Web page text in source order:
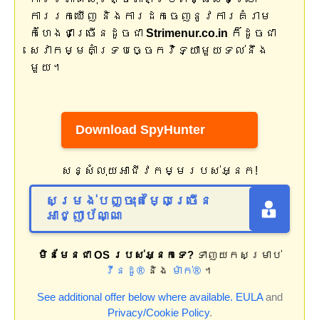
ការរកឃើញ និងការដកចេញនូវការគំរាម
កំហែងជាច្រើនដូចជា Strimenur.co.in ក៏ដូចជា
សេវាកម្មគាំទ្របច្ចេកវិទ្យាមួយទល់នឹង
មួយ។
Download SpyHunter
សន្សំលុយអាជីវកម្មរបស់អ្នក!
សម្រង់បញ្ចុះតម្លៃច្រើន
អាជ្ញាប័ណ្ណ
មិនមែនជា OS របស់អ្នកទេ?ទាញយកសម្រាប់
វីនដូ® និង ម៉ាក់® ។
See additional offer below where available. EULAand
Privacy/Cookie Policy.